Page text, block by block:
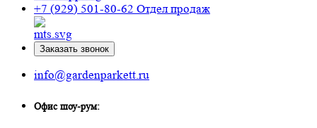
+7 (929) 501-80-62 Отдел продаж
Заказать звонок
info@gardenparkett.ru
Офис шоу-рум: